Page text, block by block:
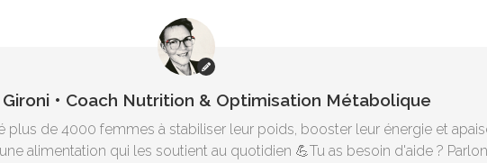
• Coach Nutrition & Optimisation Métabolique
plus de 4000 femmes à stabiliser leur poids, booster leur énergie et
alimentation qui les soutient au quotidien 💪Tu as besoin d'aide ?